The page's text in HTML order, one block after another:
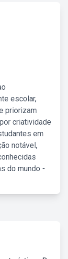
escolar,
priorizam
criatividade
em
notável,
do mundo -